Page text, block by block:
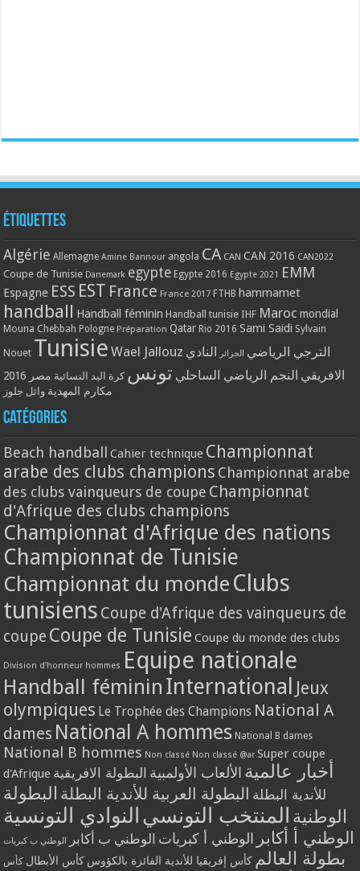
Étiquettes
Algérie Allemagne Amine Bannour angola CA CAN CAN 2016 CAN2022
Coupe de Tunisie Danemark egypte Egypte 2016 Egypte 2021 EMM
Espagne ESS EST France France 2017 FTHB hammamet
handball Handball féminin Handball tunisie IHF Maroc mondial
Mouna Chebbah Pologne Préparation Qatar Rio 2016 Sami Saidi Sylvain
Nouet Tunisie Wael Jallouz الترجي الرياضي الجزائر النادي
الافريقي النجم الرياضي الساحلي تونس كرة اليد النسائية مصر 2016
مكارم المهدية وائل جلوز
Catégories
Beach handball Cahier technique Championnat
arabe des clubs champions Championnat arabe
des clubs vainqueurs de coupe Championnat
d'Afrique des clubs champions
Championnat d'Afrique des nations
Championnat de Tunisie
Championnat du monde Clubs
tunisiens Coupe d'Afrique des vainqueurs de
coupe Coupe de Tunisie Coupe du monde des clubs
Division d'honneur hommes Equipe nationale
Handball féminin International Jeux
olympiques Le Trophée des Champions National A
dames National A hommes National B dames
National B hommes Non classé Non classé @ar Super coupe
d'Afrique
أخبار عالمية الألعاب الأولمبية البطولة الافريقية
للأندية البطلة البطولة العربية للأندية البطلة البطولة
الوطنية المنتخب التونسي النوادي التونسية
الوطني أ أكابر الوطني أ كبريات الوطني ب أكابر الوطني ب كبريات
بطولة العالم كأس إفريقيا للأندية الفائزة بالكؤوس كأس الأبطال كأس